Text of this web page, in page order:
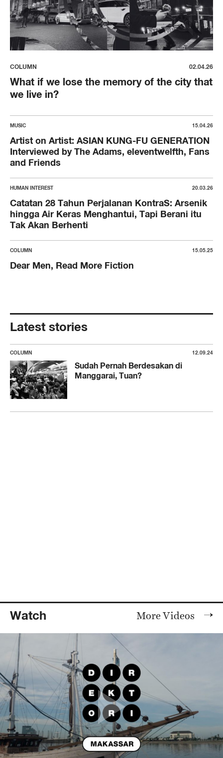
COLUMN 02.04.26
What if we lose the memory of the city that
we live in?
MUSIC 15.04.26
Artist on Artist: ASIAN KUNG-FU GENERATION
Interviewed by The Adams, eleventwelfth, Fans
and Friends
HUMAN INTEREST 20.03.26
Catatan 28 Tahun Perjalanan KontraS: Arsenik
hingga Air Keras Menghantui, Tapi Berani itu
Tak Akan Berhenti
COLUMN 15.05.25
Dear Men, Read More Fiction
Latest stories
COLUMN 12.09.24
Sudah Pernah Berdesakan di
Manggarai, Tuan?
Watch More Videos